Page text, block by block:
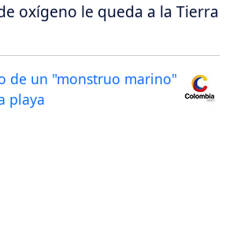
oxígeno le queda a la Tierra